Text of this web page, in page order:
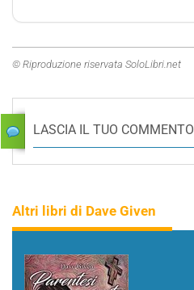
© Riproduzione riservata SoloLibri.net
LASCIA IL TUO COMMENTO
Altri libri di Dave Given